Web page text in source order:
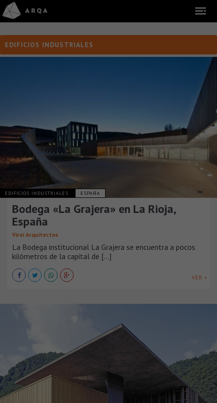
EDIFICIOS INDUSTRIALES
EDIFICIOS INDUSTRIALES ESPAÑA
Bodega «La Grajera» en La Rioja,
España
Virai Arquitectos
La Bodega institucional La Grajera se encuentra a pocos
kilómetros de la capital de [...]
VER +